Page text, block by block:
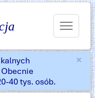
Toggle
×
Obecnie
40 tys. osób.